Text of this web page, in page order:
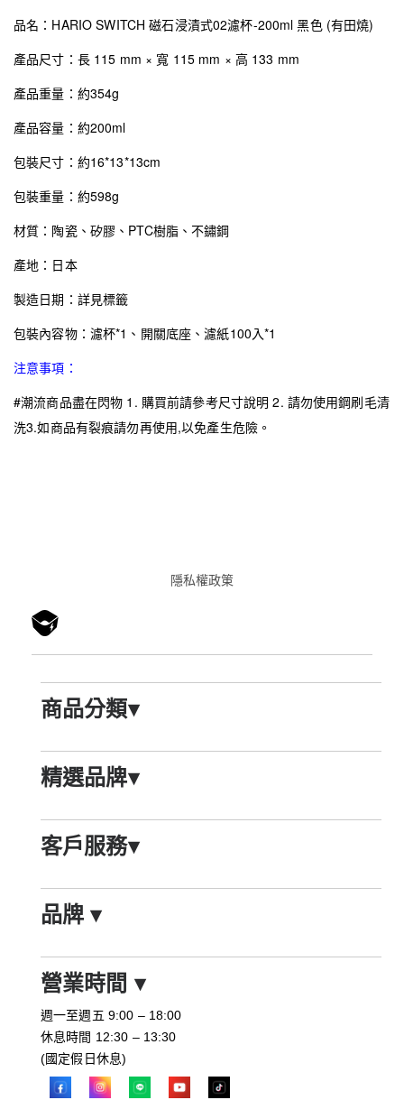
品名：HARIO SWITCH 磁石浸漬式02濾杯-200ml 黑色 (有田燒)
產品尺寸：長 115 mm × 寬 115 mm × 高 133 mm
產品重量：約354g
產品容量：約200ml
包裝尺寸：約16*13*13cm
包裝重量：約598g
材質：陶瓷、矽膠、PTC樹脂、不鏽鋼
產地：日本
製造日期：詳見標籤
包裝內容物：濾杯*1、開關底座、濾紙100入*1
注意事項：
#潮流商品盡在閃物 1. 購買前請參考尺寸說明 2. 請勿使用鋼刷毛清
洗3.如商品有裂痕請勿再使用,以免產生危險。
隱私權政䇿
商品分類▾
精選品牌▾
客戶服務▾
品牌▾
營業時間 ▾
週一至週五 9:00 – 18:00
休息時間 12:30 – 13:30
(國定假日休息)